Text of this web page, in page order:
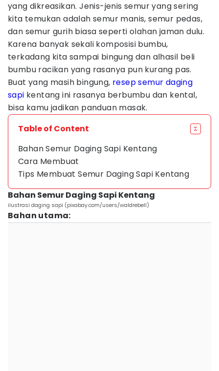
yang dikreasikan. Jenis-jenis semur yang sering
kita temukan adalah semur manis, semur pedas,
dan semur gurih biasa seperti olahan jaman dulu.
Karena banyak sekali komposisi bumbu,
terkadang kita sampai bingung dan alhasil beli
bumbu racikan yang rasanya pun kurang pas.
Buat yang masih bingung, resep semur daging
sapi kentang ini rasanya berbumbu dan kental,
bisa kamu jadikan panduan masak.
Table of Content
Bahan Semur Daging Sapi Kentang
Cara Membuat
Tips Membuat Semur Daging Sapi Kentang
Bahan Semur Daging Sapi Kentang
ilustrasi daging sapi (pixabay.com/users/waldrebell)
Bahan utama: